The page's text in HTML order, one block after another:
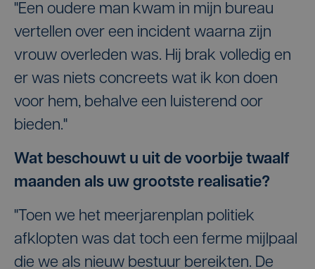
"Een oudere man kwam in mijn bureau
vertellen over een incident waarna zijn
vrouw overleden was. Hij brak volledig en
er was niets concreets wat ik kon doen
voor hem, behalve een luisterend oor
bieden."
Wat beschouwt u uit de voorbije twaalf
maanden als uw grootste realisatie?
"Toen we het meerjarenplan politiek
afklopten was dat toch een ferme mijlpaal
die we als nieuw bestuur bereikten. De